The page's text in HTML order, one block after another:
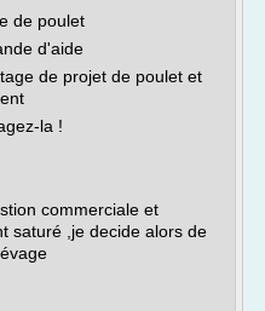
de poulet
d'aide
de projet de poulet et
la !
commerciale et
saturé ,je decide alors de